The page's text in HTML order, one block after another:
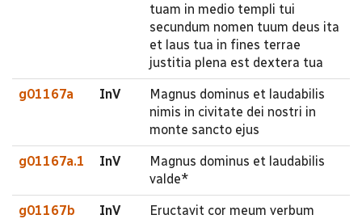
tuam in medio templi tui
secundum nomen tuum deus ita
et laus tua in fines terrae
justitia plena est dextera tua
g01167a InV
Magnus dominus et laudabilis
nimis in civitate dei nostri in
monte sancto ejus
g01167a.1 InV
Magnus dominus et laudabilis
valde*
g01167b InV
Eructavit cor meum verbum